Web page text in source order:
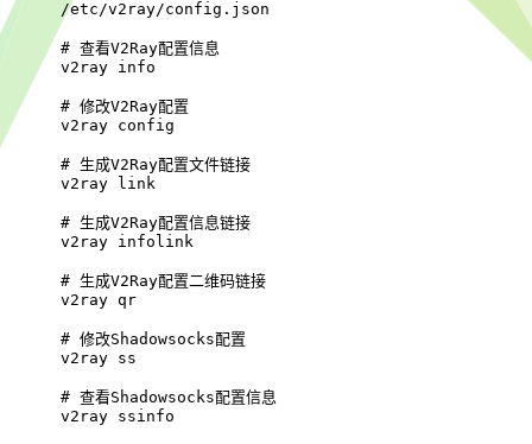
/etc/v2ray/config.json
# 查看V2Ray配置信息
v2ray info
# 修改V2Ray配置
v2ray config
# 生成V2Ray配置文件链接
v2ray link
# 生成V2Ray配置信息链接
v2ray infolink
# 生成V2Ray配置二维码链接
v2ray qr
# 修改Shadowsocks配置
v2ray ss
# 查看Shadowsocks配置信息
v2ray ssinfo